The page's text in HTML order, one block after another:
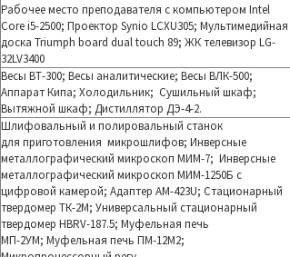
Рабочее место преподавателя с компьютером Intel
Core i5-2500; Проектор Synio LCXU305; Мультимедийная
доска Triumph boarddual touch 89; ЖК телевизор LG-
32LV3400
Весы ВТ-300; Весы аналитические; Весы ВЛК-500;
Аппарат Кипа; Холодильник; Сушильный шкаф;
Вытяжной шкаф; Дистиллятор ДЭ-4-2.
Шлифовальный и полировальный станок
для приготовления микрошлифов; Инверсные
металлографический микроскоп МИМ-7;Инверсные
металлографический микроскоп МИМ-1250Б с
цифровой камерой; Адаптер AM-423U; Стационарный
твердомер ТК-2М; Универсальный стационарный
твердомер HBRV-187.5; Муфельная печь
МП-2УМ;Муфельная печьПМ-12М2;